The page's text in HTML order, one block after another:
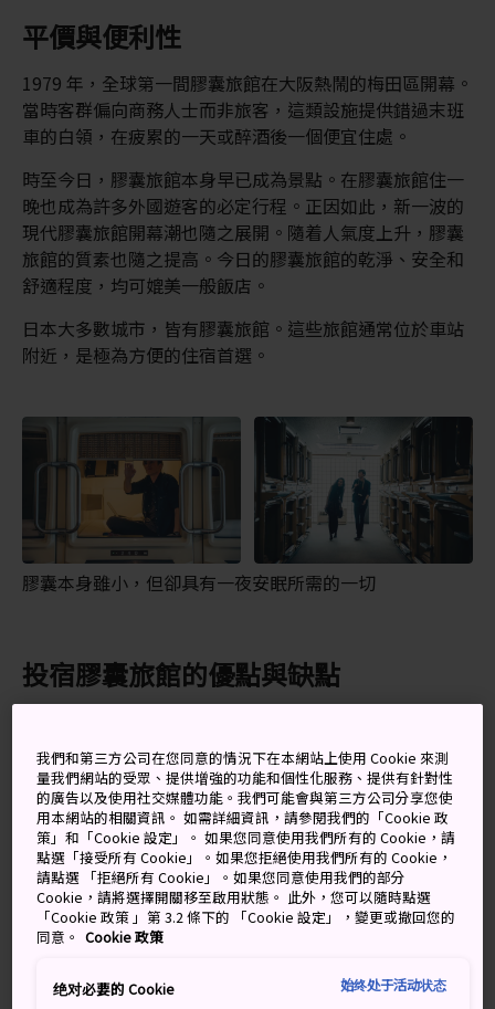
平價與便利性
1979 年，全球第一間膠囊旅館在大阪熱鬧的梅田區開幕。
當時客群偏向商務人士而非旅客，這類設施提供錯過末班
車的白領，在疲累的一天或醉酒後一個便宜住處。
時至今日，膠囊旅館本身早已成為景點。在膠囊旅館住一
晚也成為許多外國遊客的必定行程。正因如此，新一波的
現代膠囊旅館開幕潮也隨之展開。隨着人氣度上升，膠囊
旅館的質素也隨之提高。今日的膠囊旅館的乾淨、安全和
舒適程度，均可媲美一般飯店。
日本大多數城市，皆有膠囊旅館。這些旅館通常位於車站
附近，是極為方便的住宿首選。
膠囊本身雖小，但卻具有一夜安眠所需的一切
投宿膠囊旅館的優點與缺點
宜。如果你一天大部分的時間都在外活動，多餘的空間其
實也真的沒必要。住在膠囊旅館也是認識朋友人的好地
方。因為多數設施都是共用，而膠囊彼此之間沒有隔閡，
你一定會撞見住旅館的其他室友。
只不過，有些缺點也必須注意。膠囊旅館可能會讓人感覺
逼夾。如果你身材高大或有幽閉恐懼症感覺會更強烈。此
外，因為你會與整間陌生人共處，可能會遇到某些特別吵
鬧的室友或愛吃宵夜的人。
好處之一莫過於膠囊旅館的新奇體驗。在膠囊旅館住一
我們和第三方公司在您同意的情況下在本網站上使用 Cookie 來測
量我們網站的受眾、提供增強的功能和個性化服務、提供有針對性
的廣告以及使用社交媒體功能。我們可能會與第三方公司分享您使
用本網站的相關資訊。 如需詳細資訊，請參閱我們的「Cookie 政
策」和「Cookie 設定」。 如果您同意使用我們所有的 Cookie，請
點選「接受所有 Cookie」。如果您拒絕使用我們所有的 Cookie，
請點選 「拒絕所有 Cookie」。如果您同意使用我們的部分
Cookie，請將選擇開關移至啟用狀態。 此外，您可以隨時點選
「Cookie 政策 」第 3.2 條下的 「Cookie 設定」，變更或撤回您的
同意。 Cookie 政策
绝对必要的 Cookie 始终处于活动状态